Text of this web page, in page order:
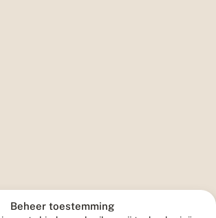
Beheer toestemming